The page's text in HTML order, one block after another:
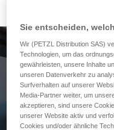
Neues
Sie entscheiden,
Wir (PETZL Distribution SAS)
Technologien, um das
gewährleisten, unsere Inhalte
unseren Datenverkehr zu
Surfverhalten auf unserer
Media-Partner weiter, um
akzeptieren, sind unsere
unserer Website aktiv und
Cookies und/oder ähnliche